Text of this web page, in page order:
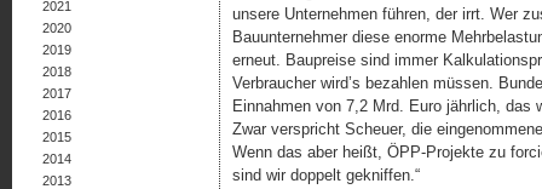
unsere Unternehmen führen, der irrt. Wer
Bauunternehmer diese enorme
erneut. Baupreise sind immer
Verbraucher wird’s bezahlen müs­sen.
Einnahmen von 7,2 Mrd. Euro jährlich, das
Zwar verspricht Scheuer, die
Wenn das aber heißt, ÖPP-Projekte zu
sind wir doppelt gekniffen.“
2021
2020
2019
2018
2017
2016
2015
2014
2013